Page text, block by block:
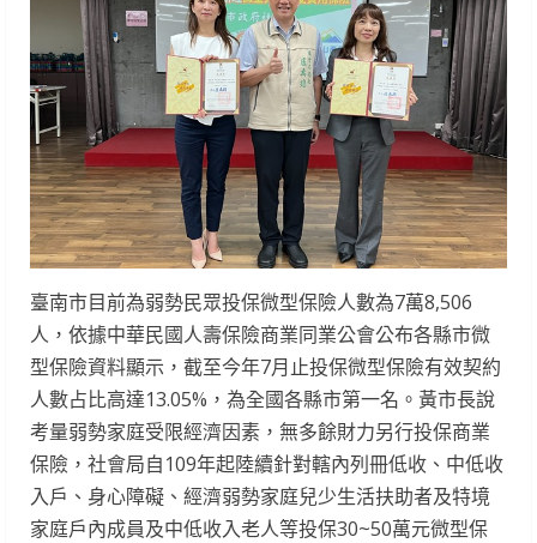
臺南市目前為弱勢民眾投保微型保險人數為7萬8,506
人，依據中華民國人壽保險商業同業公會公布各縣市微
型保險資料顯示，截至今年7月止投保微型保險有效契約
人數占比高達13.05%，為全國各縣市第一名。黃市長說
考量弱勢家庭受限經濟因素，無多餘財力另行投保商業
保險，社會局自109年起陸續針對轄內列冊低收、中低收
入戶、身心障礙、經濟弱勢家庭兒少生活扶助者及特境
家庭戶內成員及中低收入老人等投保30~50萬元微型保